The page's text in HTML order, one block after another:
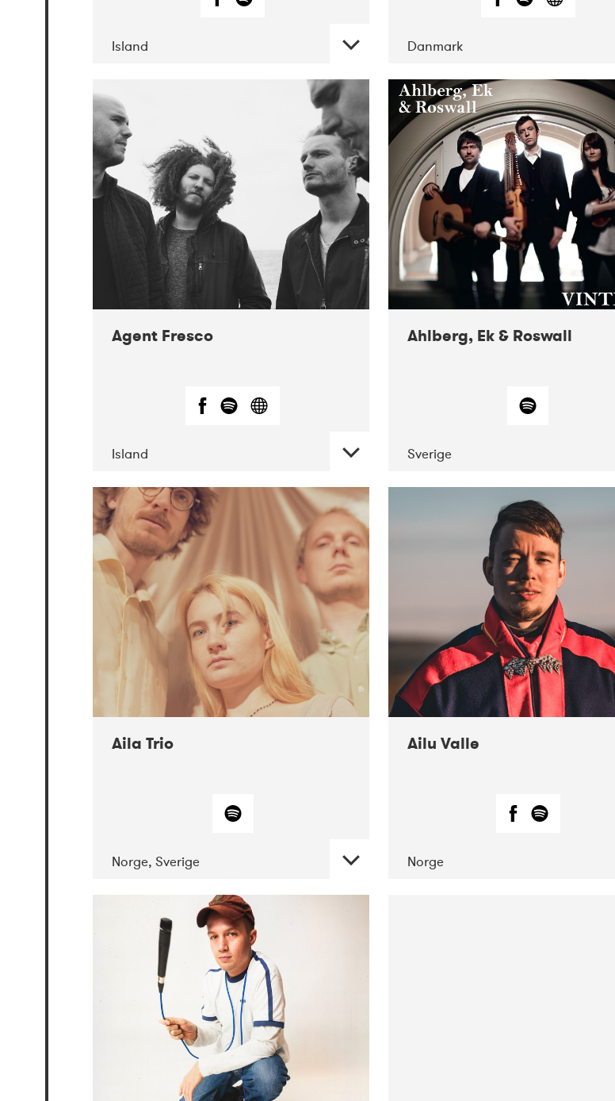
Island
06-2019
12-2019
Danmark
DATE
CONCERTS
01-2019
11-2017
Mix
Musik
11-2019
Drauget
10-2019
Victoriateatern
Agent Fresco
Island
DATE
CONCERTS
10-2017
10-2017
Tavastia
Klubi
Ahlberg, Ek & Roswall
Sverige
DATE
CONCERTS
11-2018 Folkelarm
Aila Trio
Norge, Sverige
DATE
CONCERTS
07-2021 Mandaljazz
Ailu Valle
Norge